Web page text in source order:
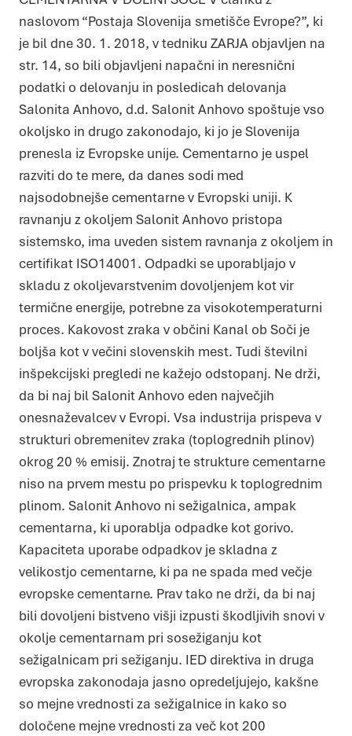
naslovom “Postaja Slovenija smetišče Evrope?”, ki
je bil dne 30. 1. 2018, v tedniku ZARJA objavljen na
str. 14, so bili objavljeni napačni in neresnični
podatki o delovanju in posledicah delovanja
Salonita Anhovo, d.d. Salonit Anhovo spoštuje vso
okoljsko in drugo zakonodajo, ki jo je Slovenija
prenesla iz Evropske unije. Cementarno je uspel
razviti do te mere, da danes sodi med
najsodobnejše cementarne v Evropski uniji. K
ravnanju z okoljem Salonit Anhovo pristopa
sistemsko, ima uveden sistem ravnanja z okoljem in
certifikat ISO14001. Odpadki se uporabljajo v
skladu z okoljevarstvenim dovoljenjem kot vir
termične energije, potrebne za visokotemperaturni
proces. Kakovost zraka v občini Kanal ob Soči je
boljša kot v večini slovenskih mest. Tudi številni
inšpekcijski pregledi ne kažejo odstopanj. Ne drži,
da bi naj bil Salonit Anhovo eden največjih
onesnaževalcev v Evropi. Vsa industrija prispeva v
strukturi obremenitev zraka (toplogrednih plinov)
okrog 20 % emisij. Znotraj te strukture cementarne
niso na prvem mestu po prispevku k toplogrednim
plinom. Salonit Anhovo ni sežigalnica, ampak
cementarna, ki uporablja odpadke kot gorivo.
Kapaciteta uporabe odpadkov je skladna z
velikostjo cementarne, ki pa ne spada med večje
evropske cementarne. Prav tako ne drži, da bi naj
bili dovoljeni bistveno višji izpusti škodljivih snovi v
okolje cementarnam pri sosežiganju kot
sežigalnicam pri sežiganju. IED direktiva in druga
evropska zakonodaja jasno opredeljujejo, kakšne
so mejne vrednosti za sežigalnice in kako so
določene mejne vrednosti za več kot 200